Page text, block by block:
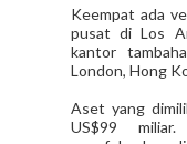
Keempat ada
pusat di Los
kantor
London, Hong
Aset yang
US$99